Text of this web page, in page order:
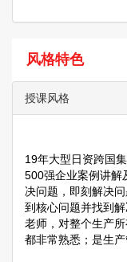
风格特色
授课风格
19年大型日资跨国
500强企业案例讲解
决问题，即刻解决
到核心问题并找到
老师，对整个生产
都非常熟悉；是生产